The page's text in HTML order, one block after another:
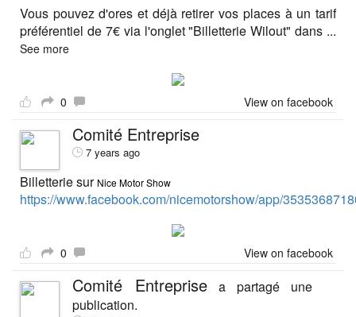
Vous pouvez d'ores et déjà retirer vos places à un tarif
préférentiel de 7€ via l'onglet "Billetterie Wilout" dans ...
See more
0 View on facebook
Comité Entreprise
7 years ago
Billetterie sur Nice Motor Show
https://www.facebook.com/nicemotorshow/app/
0 View on facebook
Comité Entreprise a partagé une
publication.